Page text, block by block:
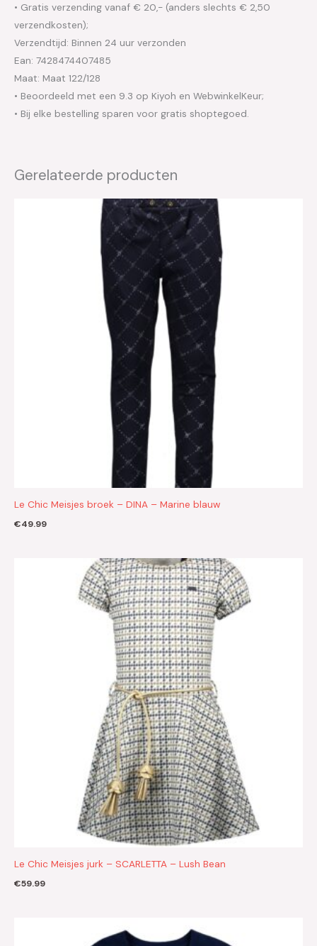
• Gratis verzending vanaf € 20,- (anders slechts € 2,50
verzendkosten);
Verzendtijd: Binnen 24 uur verzonden
Ean: 7428474407485
Maat: Maat 122/128
• Beoordeeld met een 9.3 op Kiyoh en WebwinkelKeur;
• Bij elke bestelling sparen voor gratis shoptegoed.
Gerelateerde producten
Le Chic Meisjes broek – DINA – Marine blauw
€49.99
Le Chic Meisjes jurk – SCARLETTA – Lush Bean
€59.99